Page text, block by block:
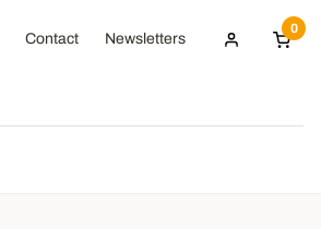
Contact Newsletters
0